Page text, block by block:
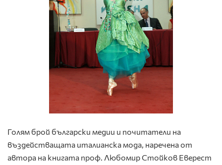
Голям брой български медии и почитатели на
въздействащата италианска мода, наречена от
автора на книгата проф. Любомир Стойков Еверест